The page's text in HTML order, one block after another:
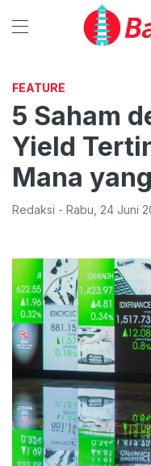
FEATURE
5 Saham
Yield
Mana
Redaksi - Rabu 24 Juni